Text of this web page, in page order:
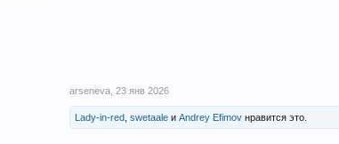
arseneva 23 янв 2026
Lady-in-red ,swetaale иAndrey Efimov нравится это.